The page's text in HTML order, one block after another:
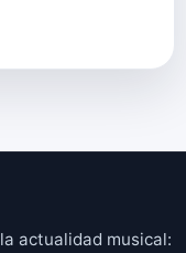
actualidad musical: